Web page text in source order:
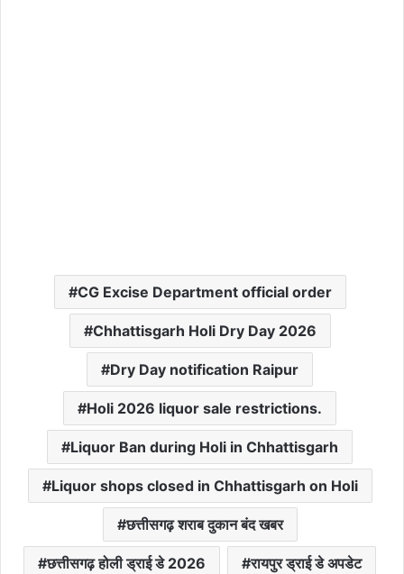
CG Excise Department official order
Chhattisgarh Holi Dry Day 2026
Dry Day notification Raipur
Holi 2026 liquor sale restrictions.
Liquor Ban during Holi in Chhattisgarh
Liquor shops closed in Chhattisgarh on Holi
छत्तीसगढ़ शराब दुकान बंद खबर
छत्तीसगढ़ होली ड्राई डे 2026 रायपुर ड्राई डे अपडेट